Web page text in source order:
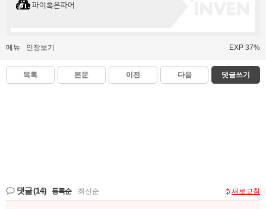
파이혹은파어
메뉴 인장보기 EXP 37%
목록 본문 이전 다음 댓글쓰기
댓글(14) 등록순 최신순 새로고침